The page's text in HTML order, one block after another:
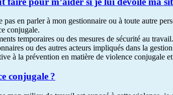
en parler à mon gestionnaire ou à toute autre
conjugale.
temporaires ou des mesures de sécurité au
ou des autres acteurs impliqués dans la
à la prévention en matière de violence conjugale
conjugale ?